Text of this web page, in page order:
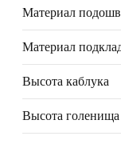
Материал
Материал
Высота каблука
Высота голенища